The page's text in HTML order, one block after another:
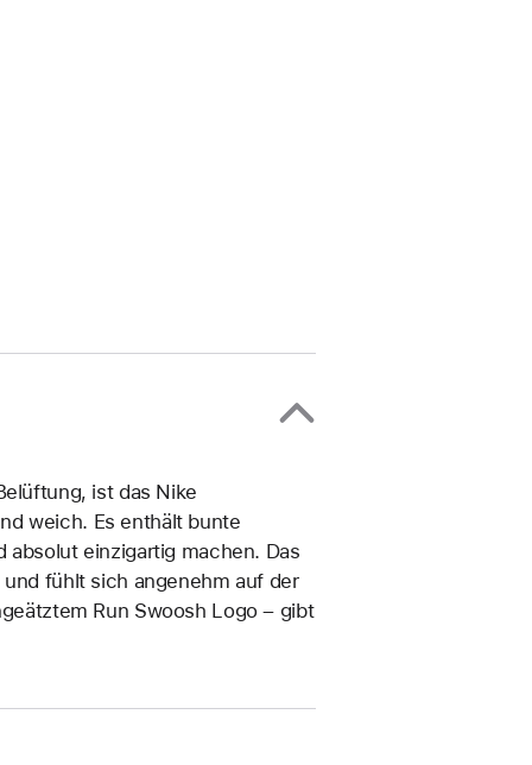
ist das Nike
weich. Es enthält bunte
einzigartig machen. Das
fühlt sich angenehm auf der
Run Swoosh Logo – gibt